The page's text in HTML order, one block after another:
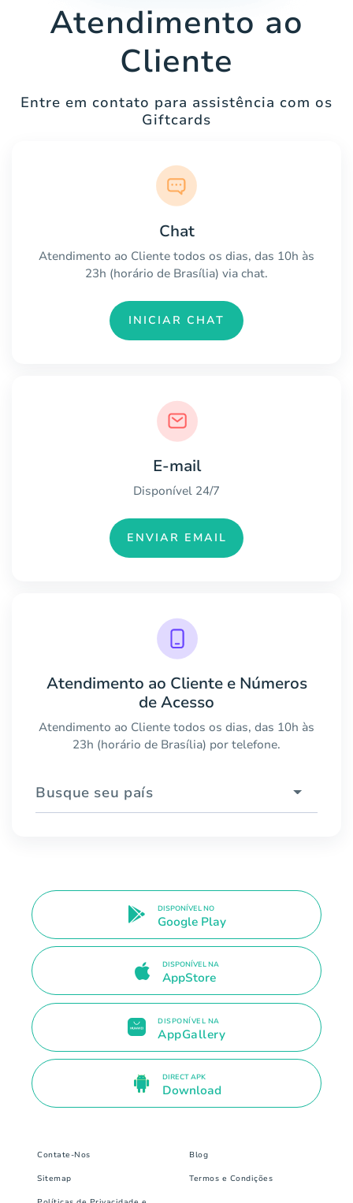
Atendimento ao
Cliente
Entre em contato para assistência com os
Giftcards
Chat
Atendimento ao Cliente todos os dias, das 10h às
23h (horário de Brasília) via chat.
INICIAR CHAT
E-mail
Disponível 24/7
ENVIAR EMAIL
Atendimento ao Cliente e Números
de Acesso
Atendimento ao Cliente todos os dias, das 10h às
23h (horário de Brasília) por telefone.
Busque seu país
DISPONÍVEL NO
Google Play
DISPONÍVEL NA
AppStore
DISPONÍVEL NA
AppGallery
DIRECT APK
Download
Contate-Nos Blog
Sitemap Termos e Condições